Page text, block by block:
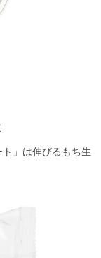
」は伸びるもち生